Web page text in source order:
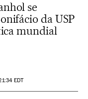
se
da USP
mundial
EDT